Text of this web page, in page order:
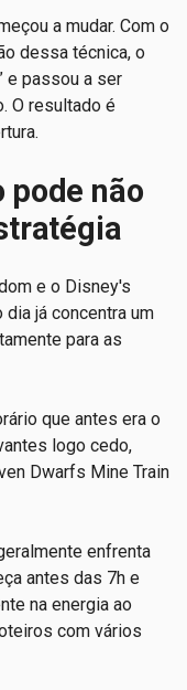
a mudar. Com o
dessa técnica, o
e passou a ser
O resultado é
pode não
e o Disney's
já concentra um
para as
que antes era o
logo cedo,
Dwarfs Mine Train
enfrenta
antes das 7h e
na energia ao
com vários